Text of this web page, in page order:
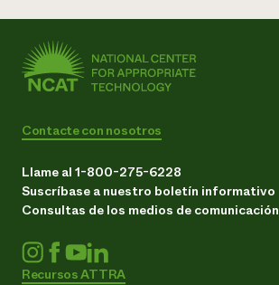
Contacte con nosotros
Llame al 1-800-275-6228
Suscríbase a nuestro boletín informativo
Consultas de los medios de comunicación
Recursos ATTRA